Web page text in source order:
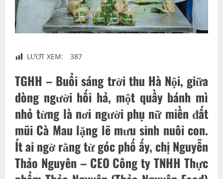
LƯỢT XEM: 387
TGHH – Buổi sáng trời thu Hà Nội, giữa
dòng người hối hả, một quầy bánh mì
nhỏ từng là nơi người phụ nữ miền đất
mũi Cà Mau lặng lẽ mưu sinh nuôi con.
Ít ai ngờ rằng từ góc phố ấy, chị Nguyễn
Thảo Nguyên – CEO Công ty TNHH Thực